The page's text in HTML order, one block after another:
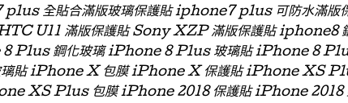
全貼合滿版玻璃保護貼 iphone7 plus 可防水滿版
U11 滿版保護貼 Sony XZP 滿版保護貼 iphone8
Plus 鋼化玻璃 iPhone 8 Plus 玻璃貼 iPhone 8
貼 iPhone X 包膜 iPhone X 保護貼 iPhone XS
XS Plus 包膜 iPhone 2018 保護貼 iPhone 2018